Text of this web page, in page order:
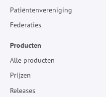
Patiëntenvereniging
Federaties
Producten
Alle producten
Prijzen
Releases